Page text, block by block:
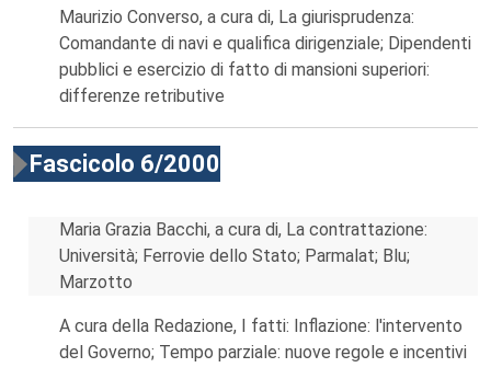
Maurizio Converso, a cura di, La giurisprudenza:
Comandante di navi e qualifica dirigenziale; Dipendenti
pubblici e esercizio di fatto di mansioni superiori:
differenze retributive
Fascicolo 6/2000
Maria Grazia Bacchi, a cura di, La contrattazione:
Università; Ferrovie dello Stato; Parmalat; Blu;
Marzotto
A cura della Redazione, I fatti: Inflazione: l'intervento
del Governo; Tempo parziale: nuove regole e incentivi